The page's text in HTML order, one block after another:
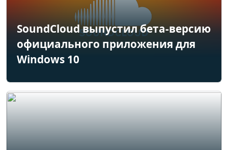
SoundCloud выпустил бета-версию
официального приложения для
Windows 10